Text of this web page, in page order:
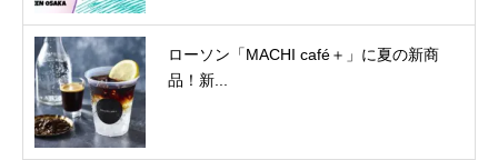
ローソン「MACHI café＋」に夏の新商
品！新...